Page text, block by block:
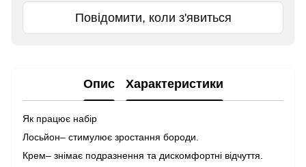
Повідомити, коли з'явиться
Опис Характеристики
Як працює набір
Лосьйон– стимулює зростання бороди.
Крем– знімає подразнення та дискомфортні відчуття.